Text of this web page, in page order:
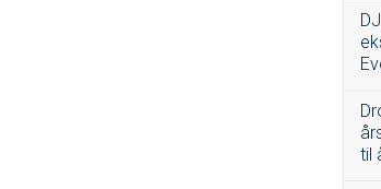
til